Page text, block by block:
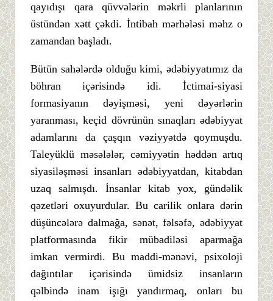
qayıdışı qara qüvvələrin məkrli planlarının
üstündən xətt çəkdi. İntibah mərhələsi məhz o
zamandan başladı.
Bütün sahələrdə olduğu kimi, ədəbiyyatımız da
böhran içərisində idi. İctimai-siyasi
formasiyanın dəyişməsi, yeni dəyərlərin
yaranması, keçid dövrünün sınaqları ədəbiyyat
adamlarını da çaşqın vəziyyətdə qoymuşdu.
Taleyüklü məsələlər, cəmiyyətin həddən artıq
siyasiləşməsi insanları ədəbiyyatdan, kitabdan
uzaq salmışdı. İnsanlar kitab yox, gündəlik
qəzetləri oxuyurdular. Bu carilik onlara dərin
düşüncələrə dalmağa, sənət, fəlsəfə, ədəbiyyat
platformasında fikir mübadiləsi aparmağa
imkan vermirdi. Bu maddi-mənəvi, psixoloji
dağıntılar içərisində ümidsiz insanların
qəlbində inam işığı yandırmaq, onları bu